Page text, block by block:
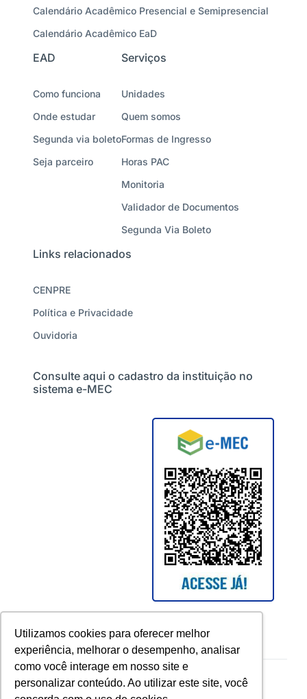
Utilizamos cookies para oferecer melhor
experiência, melhorar o desempenho, analisar
como você interage em nosso site e
personalizar conteúdo. Ao utilizar este site, você
Calendário Acadêmico Presencial e Semipresencial
Calendário Acadêmico EaD
EAD
Como funciona
Onde estudar
Segunda via boleto
Seja parceiro
Serviços
Unidades
Quem somos
Formas de Ingresso
Horas PAC
Monitoria
Validador de Documentos
Segunda Via Boleto
Links relacionados
CENPRE
Política e Privacidade
Ouvidoria
Consulte aqui o cadastro da instituição no
sistema e-MEC
Copyright © 2026 UCAM. All rights reserved.